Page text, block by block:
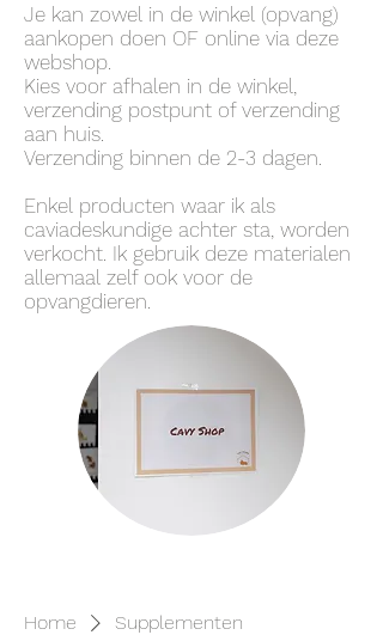
Je kan zowel in de winkel (opvang)
aankopen doen OF online via deze
webshop.
Kies voor afhalen in de winkel,
verzending postpunt of verzending
aan huis.
Verzending binnen de 2-3 dagen.​
Enkel producten waar ik als
caviadeskundige achter sta, worden
verkocht. Ik gebruik deze materialen
allemaal zelf ook voor de
opvangdieren.
Home Supplementen